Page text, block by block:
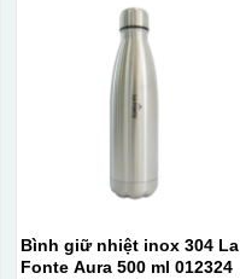
Bình giữ nhiệt inox 304 La
Fonte Aura 500 ml 012324